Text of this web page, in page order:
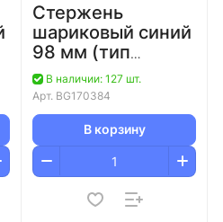
Стержень
шариковый синий
98 мм (тип
Parker) Galant/20
В наличии: 127 шт.
Арт. BG170384
В корзину